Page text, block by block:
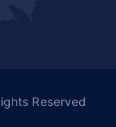
Reserved